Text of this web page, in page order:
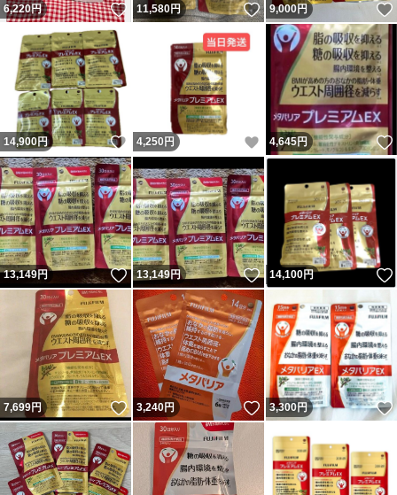
6,220円 いいね！
11,580円 いいね！
9,000円
14,900円 いいね！
4,250 円 いいね！
4,645円
13,149円 いいね！
13,149円 いいね！
14,100円
7,699円 いいね！
3,240円 いいね！
3,300円